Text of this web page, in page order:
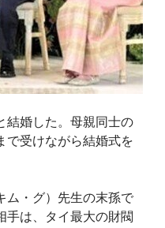
結婚した。母親同士の
で受けながら結婚式を
ム・グ）先生の末孫で
手は、タイ最大の財閥